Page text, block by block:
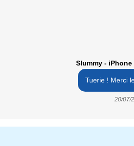
Slummy - iPhone
Tuerie ! Merci
20/07/